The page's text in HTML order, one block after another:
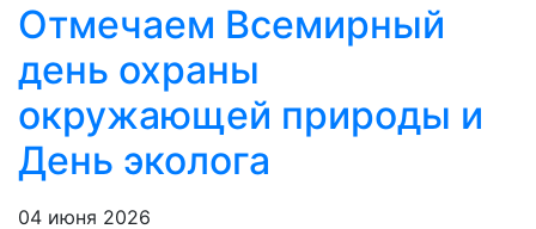
Отмечаем Всемирный
день охраны
окружающей природы и
День эколога
04 июня 2026